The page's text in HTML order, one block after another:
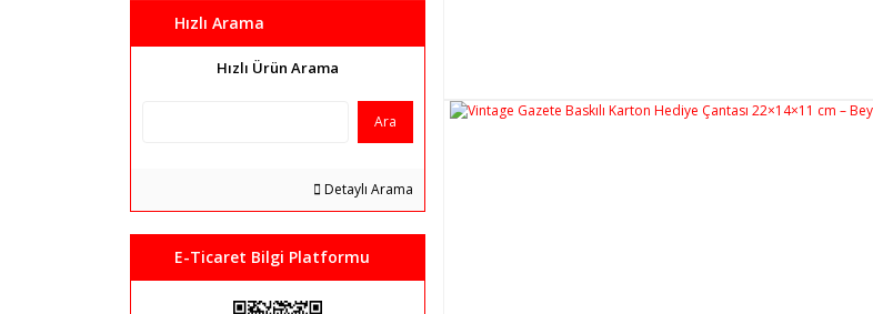
Hızlı Arama
Hızlı Ürün Arama
Ara
Detaylı Arama
E-Ticaret Bilgi Platformu